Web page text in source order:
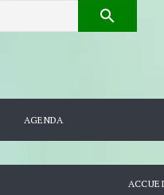

AGENDA